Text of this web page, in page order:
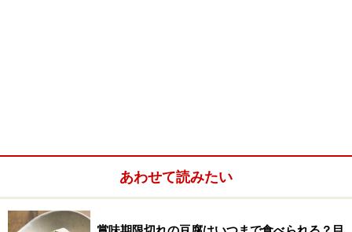
次ページで、幻のアグー
※記事内容は執筆時点のものです。最新の内容をご確認くださ
い。
あわせて読みたい